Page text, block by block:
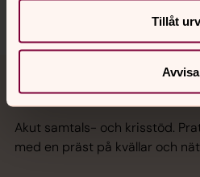
Tillåt
Avvisa
Jourhavande präst
Akut samtals- och krisstöd.
med en präst på kvällar och